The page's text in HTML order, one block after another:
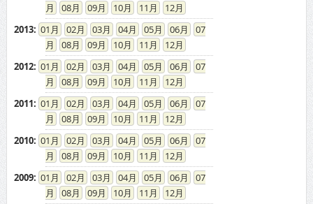
08
09 10 11
12
2013: 01 02 03 04 05 06
07
08
09 10 11
12
2012: 01 02 03 04 05 06
07
08
09 10 11
12
2011: 01 02 03 04 05 06
07
08
09 10 11
12
2010: 01 02 03 04 05 06
07
08
09 10 11
12
2009: 01 02 03 04 05 06
07
08
09 10 11
12